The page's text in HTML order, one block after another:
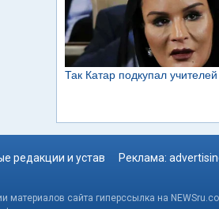
редакции и устав Реклама:
сайта гиперссылка на